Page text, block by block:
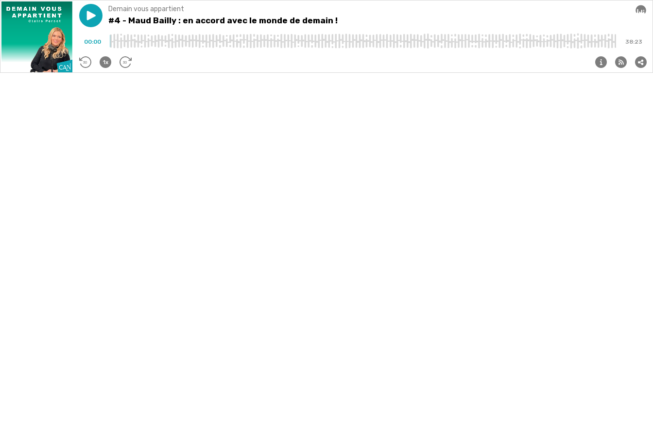
Play episode #4 - Maud Bailly : en accord avec le monde de demain !
Demain vous appartient
#4 - Maud Bailly : en accord avec le monde de demain !
00:00 38:23
30 1x 30